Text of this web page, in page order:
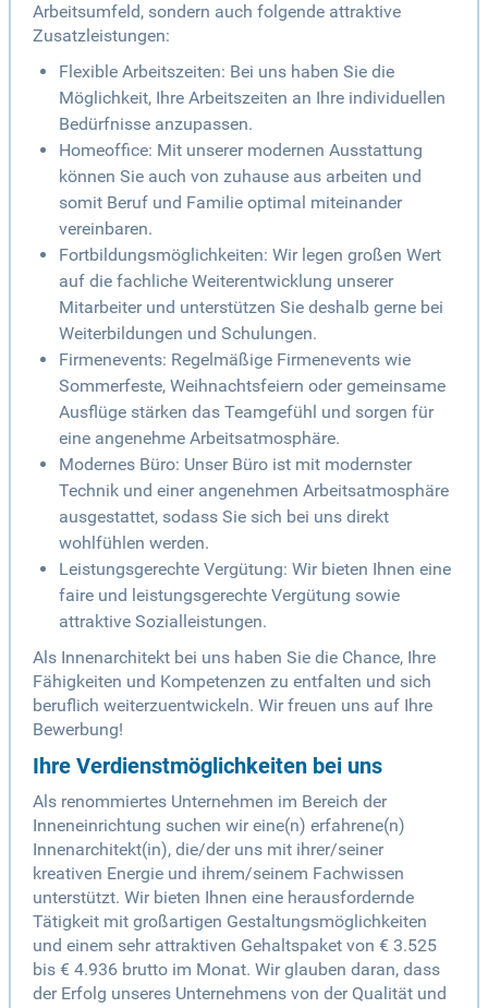
Arbeitsumfeld, sondern auch folgende attraktive
Zusatzleistungen:
Flexible Arbeitszeiten: Bei uns haben Sie die
Möglichkeit, Ihre Arbeitszeiten an Ihre individuellen
Bedürfnisse anzupassen.
Homeoffice: Mit unserer modernen Ausstattung
können Sie auch von zuhause aus arbeiten und
somit Beruf und Familie optimal miteinander
vereinbaren.
Fortbildungsmöglichkeiten: Wir legen großen Wert
auf die fachliche Weiterentwicklung unserer
Mitarbeiter und unterstützen Sie deshalb gerne bei
Weiterbildungen und Schulungen.
Firmenevents: Regelmäßige Firmenevents wie
Sommerfeste, Weihnachtsfeiern oder gemeinsame
Ausflüge stärken das Teamgefühl und sorgen für
eine angenehme Arbeitsatmosphäre.
Modernes Büro: Unser Büro ist mit modernster
Technik und einer angenehmen Arbeitsatmosphäre
ausgestattet, sodass Sie sich bei uns direkt
wohlfühlen werden.
Leistungsgerechte Vergütung: Wir bieten Ihnen eine
faire und leistungsgerechte Vergütung sowie
attraktive Sozialleistungen.
Als Innenarchitekt bei uns haben Sie die Chance, Ihre
Fähigkeiten und Kompetenzen zu entfalten und sich
beruflich weiterzuentwickeln. Wir freuen uns auf Ihre
Bewerbung!
Ihre Verdienstmöglichkeiten bei uns
Als renommiertes Unternehmen im Bereich der
Inneneinrichtung suchen wir eine(n) erfahrene(n)
Innenarchitekt(in), die/der uns mit ihrer/seiner
kreativen Energie und ihrem/seinem Fachwissen
unterstützt. Wir bieten Ihnen eine herausfordernde
Tätigkeit mit großartigen Gestaltungsmöglichkeiten
und einem sehr attraktiven Gehaltspaket von € 3.525
bis € 4.936 brutto im Monat. Wir glauben daran, dass
der Erfolg unseres Unternehmens von der Qualität und